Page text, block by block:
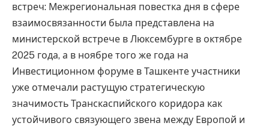
встреч: Межрегиональная повестка дня в сфере
взаимосвязанности была представлена на
министерской встрече в Люксембурге в октябре
2025 года, а в ноябре того же года на
Инвестиционном форуме в Ташкенте участники
уже отмечали растущую стратегическую
значимость Транскаспийского коридора как
устойчивого связующего звена между Европой и